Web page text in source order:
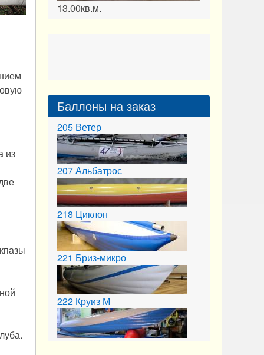
из
Баллоны на заказ
205 Ветер
207Альбатрос
218 Циклон
221 Бриз-микро
222 Круиз М